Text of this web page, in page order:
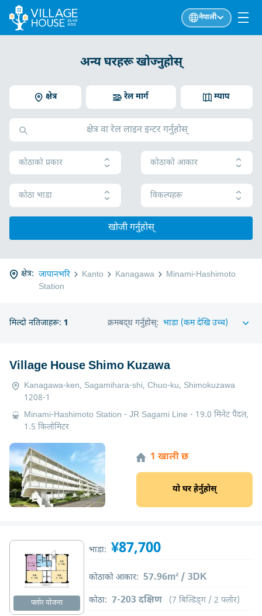
नेपाली
अन्य घरहरू खोज्नुहोस्
क्षेत्र म्याप
रेल मार्ग
कोठाको प्रकार कोठाको आकार
कोठा भाडा विकल्पहरू
खोजी गर्नुहोस्
क्षेत्र: जापानभरि Kanto Kanagawa
Minami-Hashimoto
Station
मिल्दो नतिजाहरू: 1 क्रमबद्ध गर्नुहोस्:
Village House Shimo Kuzawa
Kanagawa-ken, Sagamihara-shi, Chuo-ku, Shimokuzawa
1208-1
Minami-Hashimoto Station - JR Sagami Line - 19.0 मिनेट पैदल,
1.5 किलोमिटर
1 खाली छ
यो घर हेर्नुहोस्
फ्लोर योजना
भाडा: ¥87,700
कोठाको आकार: 57.96m² / 3DK
कोठा: 7-203 दक्षिण (7 बिल्डिङ्ग / 2 फ्लोर)